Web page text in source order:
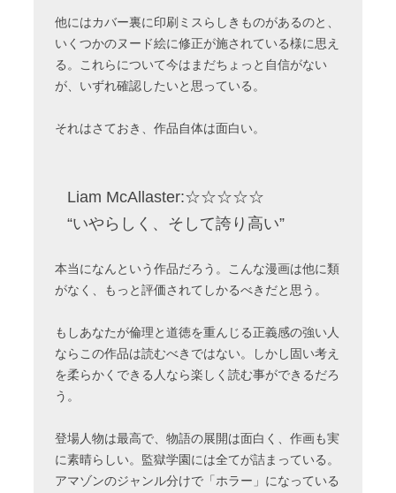
他にはカバー裏に印刷ミスらしきものがあるのと、
いくつかのヌード絵に修正が施されている様に思え
る。これらについて今はまだちょっと自信がない
が、いずれ確認したいと思っている。
それはさておき、作品自体は面白い。
Liam McAllaster:☆☆☆☆☆
“いやらしく、そして誇り高い”
本当になんという作品だろう。こんな漫画は他に類
がなく、もっと評価されてしかるべきだと思う。
もしあなたが倫理と道徳を重んじる正義感の強い人
ならこの作品は読むべきではない。しかし固い考え
を柔らかくできる人なら楽しく読む事ができるだろ
う。
登場人物は最高で、物語の展開は面白く、作画も実
に素晴らしい。監獄学園には全てが詰まっている。
アマゾンのジャンル分けで「ホラー」になっている